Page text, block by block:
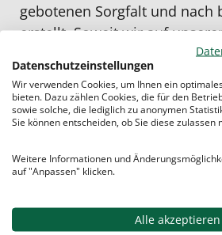
gebotenen Sorgfalt und nach
erstellt. Soweit wir auf
mittels Hyperlink auf
verweisen, können wir keine
fortwährende Aktualität,
Vollständigkeit der verlinkten
unseres
wir auf die zukünftige
Einfluss haben. Sollten aus
gegen geltendes Recht
Datenschutzeinstellungen
Wir verwenden Cookies, um Ihnen ein
bieten. Dazu zählen Cookies, die für den
sowie solche, die lediglich zu anonymen
Sie können entscheiden, ob Sie diese zulassen
Weitere Informationen und
auf "Anpassen" klicken.
Alle akzeptieren